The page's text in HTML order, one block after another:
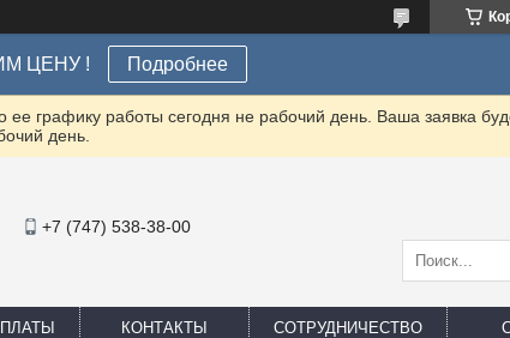
ЦЕНУ ! Подробнее
графику работы сегодня не рабочий день. Ваша заявка
день.
+7 (747) 538-38-00
КОНТАКТЫ СОТРУДНИЧЕСТВО